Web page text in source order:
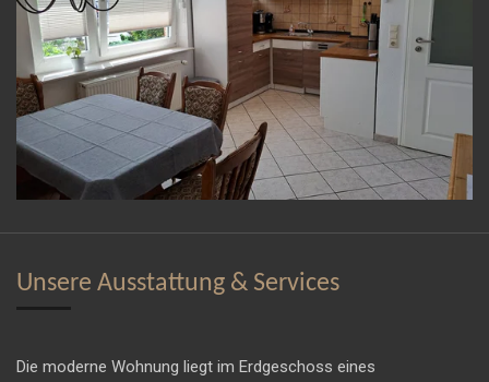
Unsere Ausstattung & Services
Die moderne Wohnung liegt im Erdgeschoss eines